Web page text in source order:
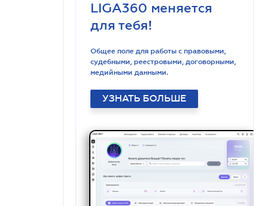
LIGA360 меняется
для тебя!
Общее поле для работы с правовыми,
судебными, реестровыми, договорными,
медийными данными.
УЗНАТЬ БОЛЬШЕ